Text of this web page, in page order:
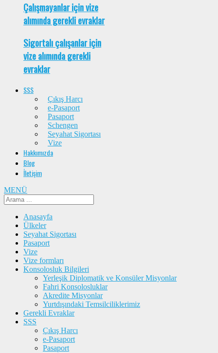
Çalışmayanlar için vize
alımında gerekli evraklar
Sigortalı çalışanlar için
vize alımında gerekli
evraklar
SSS
Çıkış Harcı
e-Pasaport
Pasaport
Schengen
Seyahat Sigortası
Vize
Hakkımızda
Blog
İletişim
MENÜ
Anasayfa
Ülkeler
Seyahat Sigortası
Pasaport
Vize
Vize formları
Konsolosluk Bilgileri
Yerleşik Diplomatik ve Konsüler Misyonlar
Fahri Konsolosluklar
Akredite Misyonlar
Yurtdışındaki Temsilciliklerimiz
Gerekli Evraklar
SSS
Çıkış Harcı
e-Pasaport
Pasaport